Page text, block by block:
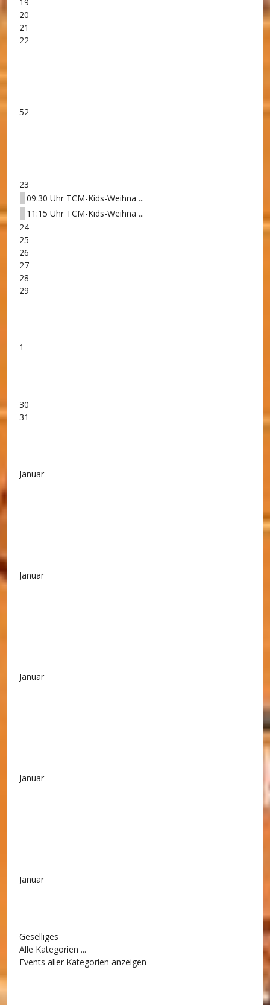
20
21
22
52
23
09:30 Uhr TCM-Kids-Weihna ...
11:15 Uhr TCM-Kids-Weihna ...
24
25
26
27
28
29
1
30
31
Januar
Januar
Januar
Januar
Januar
Geselliges
Alle Kategorien ...
Events aller Kategorien anzeigen